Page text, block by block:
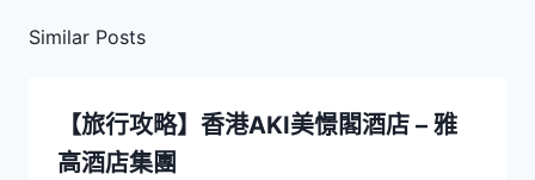
Similar Posts
【旅行攻略】香港AKI美憬閣酒店 – 雅
高酒店集團